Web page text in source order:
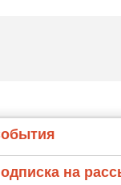
на